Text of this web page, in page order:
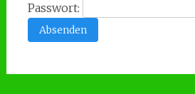
Passwort: